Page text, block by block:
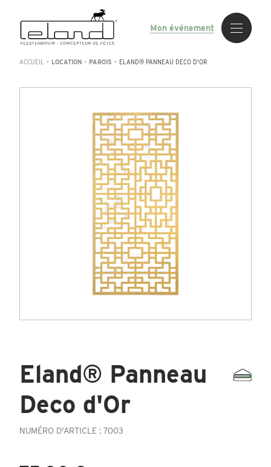
Mon événement
ACCUEIL • LOCATION • PAROIS • ELAND® PANNEAU DECO D'OR
Eland® Panneau
Deco d'Or
NUMÉRO D'ARTICLE : 7003